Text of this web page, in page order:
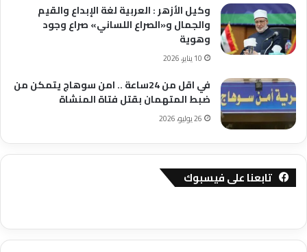
وكيل الأزهر : العربية لغة الإبداع والقيم
والجمال و«الصراع اللساني» صراع وجود
وهوية
10 يناير، 2026
في اقل من 24ساعة .. امن سوهاج يتمكن من
ضبط المتهمان بقتل فتاة المنشاة
26 يوليو، 2026
تابعنا على فيسبوك